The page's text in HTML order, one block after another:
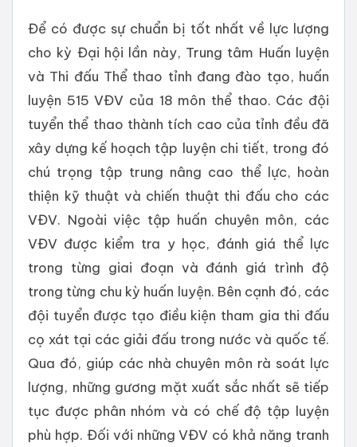
Để có được sự chuẩn bị tốt nhất về lực lượng
cho kỳ Đại hội lần này, Trung tâm Huấn luyện
và Thi đấu Thể thao tỉnh đang đào tạo, huấn
luyện 515 VĐV của 18 môn thể thao. Các đội
tuyển thể thao thành tích cao của tỉnh đều đã
xây dựng kế hoạch tập luyện chi tiết, trong đó
chú trọng tập trung nâng cao thể lực, hoàn
thiện kỹ thuật và chiến thuật thi đấu cho các
VĐV. Ngoài việc tập huấn chuyên môn, các
VĐV được kiểm tra y học, đánh giá thể lực
trong từng giai đoạn và đánh giá trình độ
trong từng chu kỳ huấn luyện. Bên cạnh đó, các
đội tuyển được tạo điều kiện tham gia thi đấu
cọ xát tại các giải đấu trong nước và quốc tế.
Qua đó, giúp các nhà chuyên môn rà soát lực
lượng, những gương mặt xuất sắc nhất sẽ tiếp
tục được phân nhóm và có chế độ tập luyện
phù hợp. Đối với những VĐV có khả năng tranh